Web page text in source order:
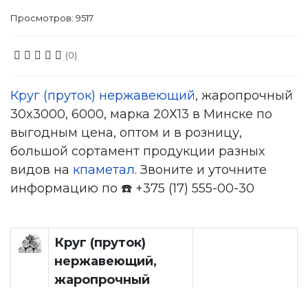
Просмотров: 9517
(0)
Круг (пруток) нержавеющий, жаропрочный
30x3000, 6000, марка 20Х13 в Минске по
выгодным цена, оптом и в розницу,
большой сортамент продукции разных
видов на кпаметал. Звоните и уточните
информацию по ☎️ +375 (17) 555-00-30
Круг (пруток)
нержавеющий,
жаропрочный